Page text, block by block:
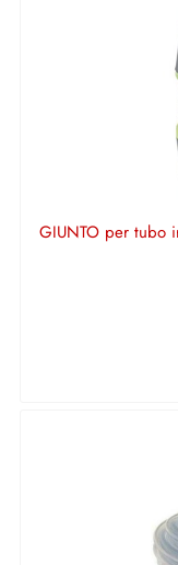
GIUNTO per tubo